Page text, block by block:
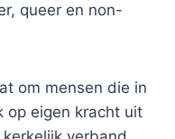
queer en non-
om mensen die in
op eigen kracht uit